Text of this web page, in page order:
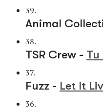
39.
Animal
38.
TSR Crew -
37.
Fuzz - Let It
36.